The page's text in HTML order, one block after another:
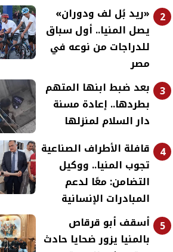
2
«ريد بُل لف ودوران»
يصل المنيا.. أول سباق
للدراجات من نوعه في
مصر
3 بعد ضبط ابنها المتهم
بطردها.. إعادة مسنة
دار السلام لمنزلها
4
قافلة الأطراف الصناعية
تجوب المنيا.. ووكيل
التضامن: معًا لدعم
المبادرات الإنسانية
5
أسقف أبو قرقاص
بالمنيا يزور ضحايا حادث